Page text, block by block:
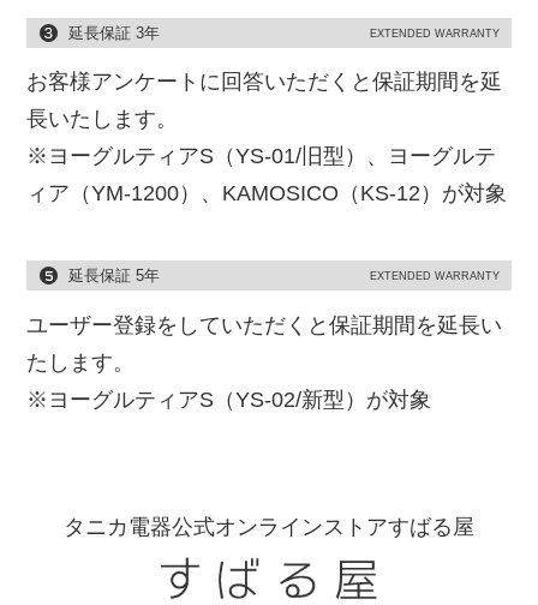
延長保証 3年 EXTENDED WARRANTY
お客様アンケートに回答いただくと保証期間を延
長いたします。
※ヨーグルティアS（YS-01/旧型）、ヨーグルテ
ィア（YM-1200）、KAMOSICO（KS-12）が対象
延長保証 5年 EXTENDED WARRANTY
ユーザー登録をしていただくと保証期間を延長い
たします。
※ヨーグルティアS（YS-02/新型）が対象
タニカ電器公式オンラインストアすばる屋